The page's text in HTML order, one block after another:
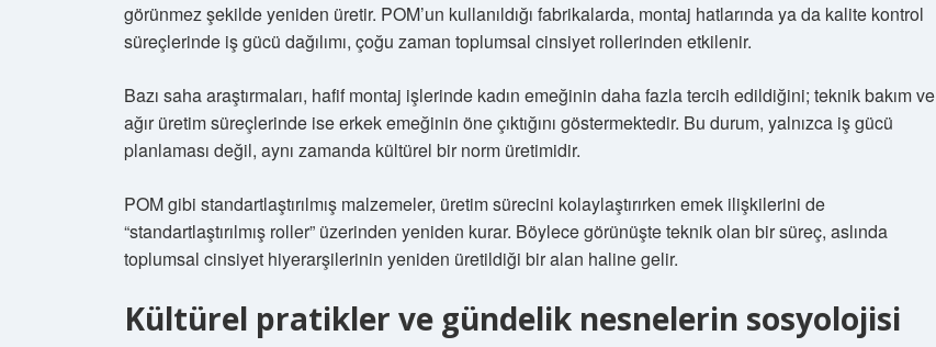
görünmez şekilde yeniden üretir. POM’un kullanıldığı fabrikalarda, montaj hatlarında ya da kalite kontrol
süreçlerinde iş gücü dağılımı, çoğu zaman toplumsal cinsiyet rollerinden etkilenir.
Bazı saha araştırmaları, hafif montaj işlerinde kadın emeğinin daha fazla tercih edildiğini; teknik bakım ve
ağır üretim süreçlerinde ise erkek emeğinin öne çıktığını göstermektedir. Bu durum, yalnızca iş gücü
planlaması değil, aynı zamanda kültürel bir norm üretimidir.
POM gibi standartlaştırılmış malzemeler, üretim sürecini kolaylaştırırken emek ilişkilerini de
“standartlaştırılmış roller” üzerinden yeniden kurar. Böylece görünüşte teknik olan bir süreç, aslında
toplumsal cinsiyet hiyerarşilerinin yeniden üretildiği bir alan haline gelir.
Kültürel pratikler ve gündelik nesnelerin sosyolojisi